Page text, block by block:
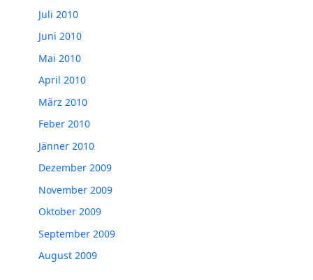
Juli 2010
Juni 2010
Mai 2010
April 2010
März 2010
Feber 2010
Jänner 2010
Dezember 2009
November 2009
Oktober 2009
September 2009
August 2009